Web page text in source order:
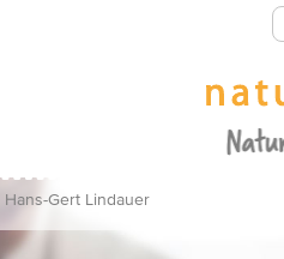
Hans-Gert Lindauer